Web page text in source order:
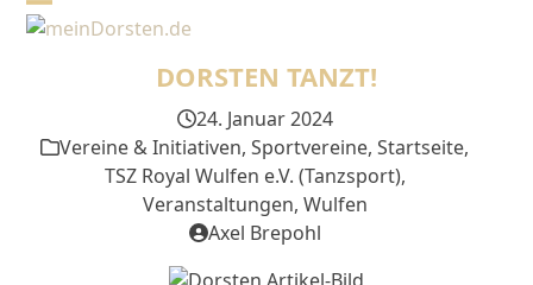
SkipOpen
Close
DORSTEN TANZT!
24. Januar 2024
Vereine & Initiativen, Sportvereine, Startseite,
TSZ Royal Wulfen e.V. (Tanzsport),
Veranstaltungen, Wulfen
Axel Brepohl